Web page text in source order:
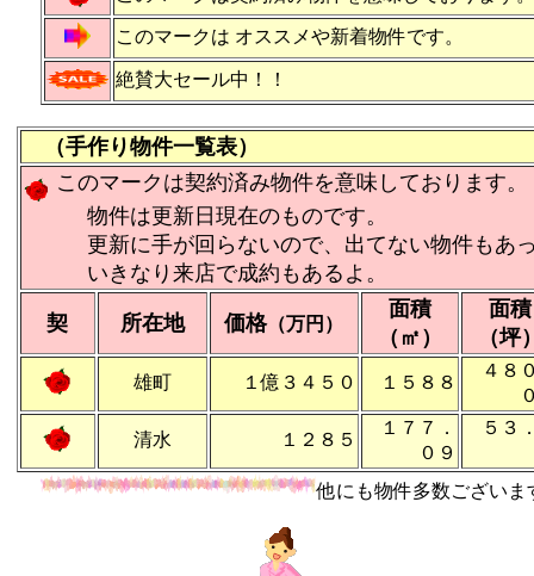
このマークは オススメや新着物件です。
絶賛大セール中！！
（手作り物件一覧表）
このマークは契約済み物件を意味しております。
物件は更新日現在のものです。
更新に手が回らないので、出てない物件もあ
いきなり来店で成約もあるよ。
契 所在地 価格（万円）
面積
（㎡）
面積
（坪
雄町 １億３４５０ １５８８
４８
清水 １２８５
１７７．
０９
５３
他にも物件多数ござい